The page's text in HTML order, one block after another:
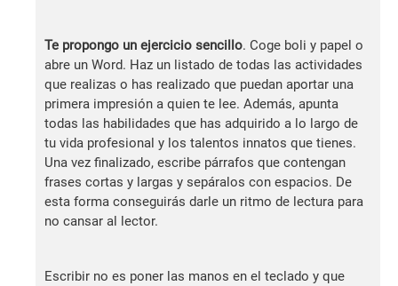
Te propongo un ejercicio sencillo. Coge boli y papel o
abre un Word. Haz un listado de todas las actividades
que realizas o has realizado que puedan aportar una
primera impresión a quien te lee. Además, apunta
todas las habilidades que has adquirido a lo largo de
tu vida profesional y los talentos innatos que tienes.
Una vez finalizado, escribe párrafos que contengan
frases cortas y largas y sepáralos con espacios. De
esta forma conseguirás darle un ritmo de lectura para
no cansar al lector.
Escribir no es poner las manos en el teclado y que